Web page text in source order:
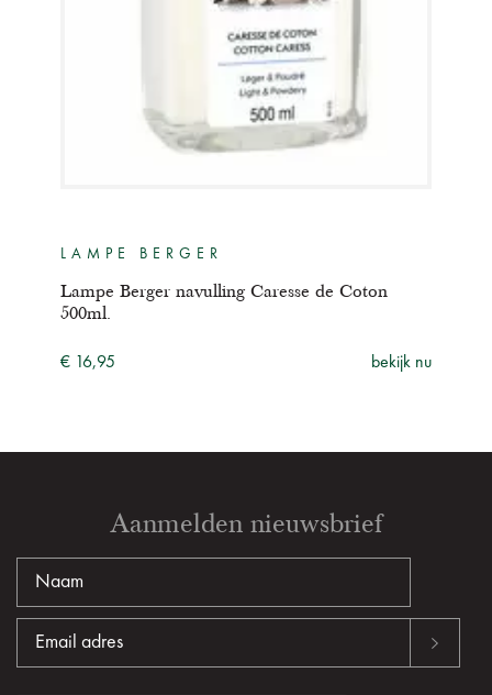
LAMPE BERGER
Lampe Berger navulling Caresse de Coton
500ml.
€ 16,95 bekijk nu
Aanmelden nieuwsbrief